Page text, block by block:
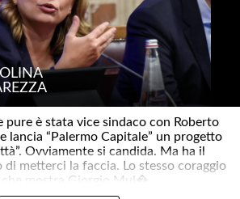
pure è stata vice sindaco con Roberto
lancia “Palermo Capitale” un progetto
Ovviamente si candida. Ma ha il
di metterci la faccia. Lo stesso coraggio
che mostra Giorgio Mul�..